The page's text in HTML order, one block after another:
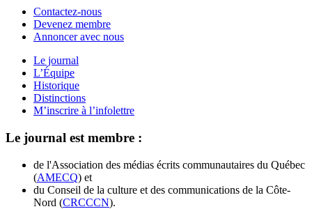
Contactez-nous
Devenez membre
Annoncer avec nous
Le journal
L’Équipe
Historique
Distinctions
M’inscrire à l’infolettre
Le journal est membre :
de l'Association des médias écrits communautaires du Québec
(AMECQ) et
du Conseil de la culture et des communications de la Côte-
Nord (CRCCCN).